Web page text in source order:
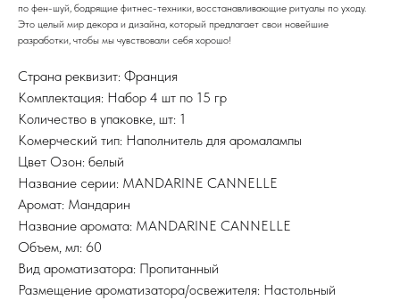
по фен-шуй, бодрящие фитнес-техники, восстанавливающие ритуалы по уходу.
Это целый мир декора и дизайна, который предлагает свои новейшие
разработки, чтобы мы чувствовали себя хорошо!
Страна реквизит: Франция
Комплектация: Набор 4 шт по 15 гр
Количество в упаковке, шт: 1
Комерческий тип: Наполнитель для аромалампы
Цвет Озон: белый
Название серии: MANDARINE CANNELLE
Аромат: Мандарин
Название аромата: MANDARINE CANNELLE
Объем, мл: 60
Вид ароматизатора: Пропитанный
Размещение ароматизатора/освежителя: Настольный